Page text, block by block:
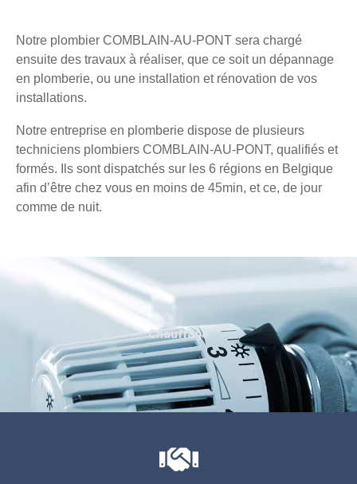
Notre plombier COMBLAIN-AU-PONT sera chargé
ensuite des travaux à réaliser, que ce soit un dépannage
en plomberie, ou une installation et rénovation de vos
installations.
Notre entreprise en plomberie dispose de plusieurs
techniciens plombiers COMBLAIN-AU-PONT, qualifiés et
formés. Ils sont dispatchés sur les 6 régions en Belgique
afin d’être chez vous en moins de 45min, et ce, de jour
comme de nuit.
Chauffage